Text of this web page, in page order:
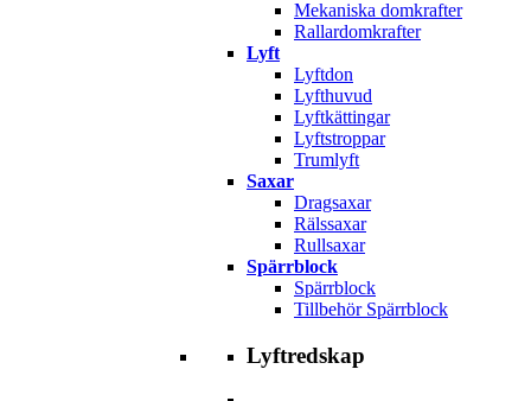
Mekaniska domkrafter
Rallardomkrafter
Lyft
Lyftdon
Lyfthuvud
Lyftkättingar
Lyftstroppar
Trumlyft
Saxar
Dragsaxar
Rälssaxar
Rullsaxar
Spärrblock
Spärrblock
Tillbehör Spärrblock
Lyftredskap